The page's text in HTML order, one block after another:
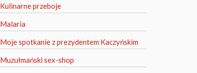
Kulinarne przeboje
Malaria
Moje spotkanie z prezydentem Kaczyńskim
Muzułmański sex-shop